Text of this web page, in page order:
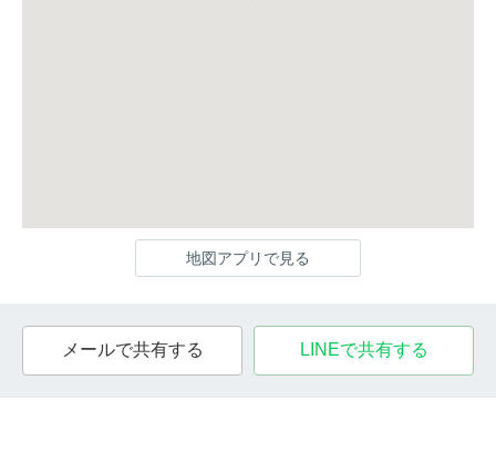
地図アプリで見る
メールで共有する LINEで共有する